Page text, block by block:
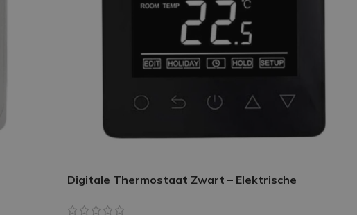
Digitale Thermostaat Zwart – Elektrische